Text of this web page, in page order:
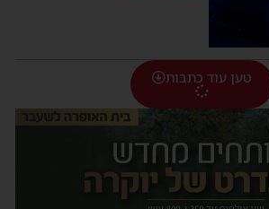
טען עוד כתבות